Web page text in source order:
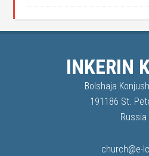
INKERIN
Bolshaja
191186 St.
Russia
church@e-